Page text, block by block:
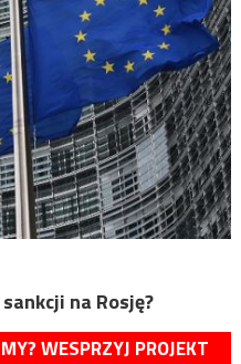
na Rosję?
WESPRZYJ PROJEKT